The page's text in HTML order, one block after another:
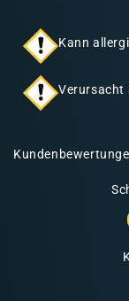
Kann
Verursacht